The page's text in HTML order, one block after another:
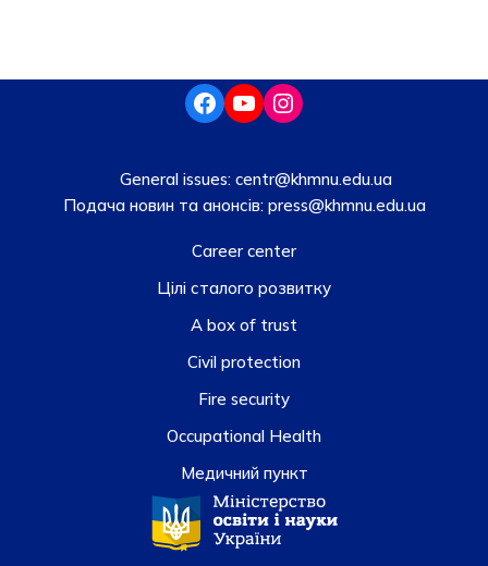
General issues: centr@khmnu.edu.ua
Подача новин та анонсів:press@khmnu.edu.ua
Career center
Цілі сталого розвитку
A box of trust
Civil protection
Fire security
Occupational Health
Медичний пункт